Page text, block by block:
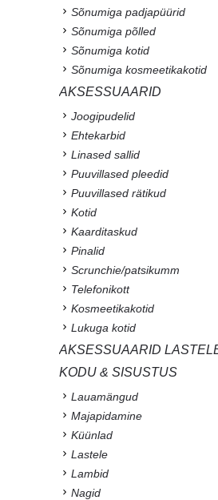
Sõnumiga padjapüürid
Sõnumiga põlled
Sõnumiga kotid
Sõnumiga kosmeetikakotid
AKSESSUAARID
Joogipudelid
Ehtekarbid
Linased sallid
Puuvillased pleedid
Puuvillased rätikud
Kotid
Kaarditaskud
Pinalid
Scrunchie/patsikumm
Telefonikott
Kosmeetikakotid
Lukuga kotid
AKSESSUAARID
KODU & SISUSTUS
Lauamängud
Majapidamine
Küünlad
Lastele
Lambid
Nagid